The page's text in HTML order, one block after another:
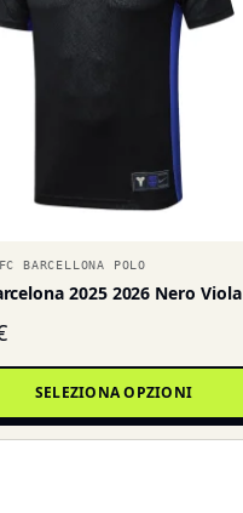
BARCELLONA POLO
2025 2026 Nero Viola
SELEZIONA OPZIONI